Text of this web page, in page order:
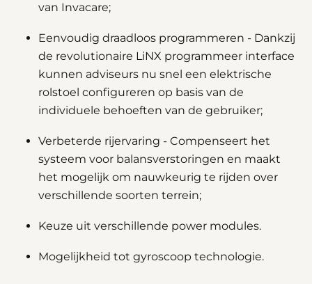
van Invacare;
Eenvoudig draadloos programmeren - Dankzij
de revolutionaire LiNX programmeer interface
kunnen adviseurs nu snel een elektrische
rolstoel configureren op basis van de
individuele behoeften van de gebruiker;
Verbeterde rijervaring - Compenseert het
systeem voor balansverstoringen en maakt
het mogelijk om nauwkeurig te rijden over
verschillende soorten terrein;
Keuze uit verschillende power modules.
Mogelijkheid tot gyroscoop technologie.